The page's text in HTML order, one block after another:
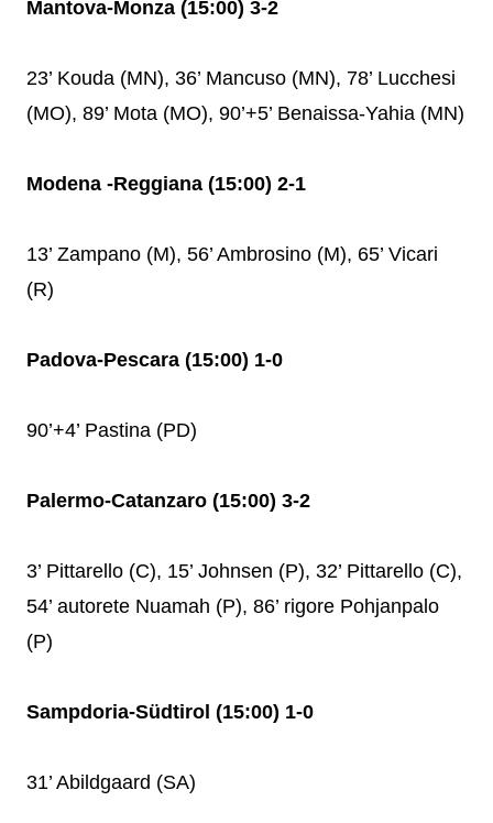
Mantova-Monza (15:00) 3-2
23’ Kouda (MN), 36’ Mancuso (MN), 78’ Lucchesi
(MO), 89’ Mota (MO), 90’+5’ Benaissa-Yahia (MN)
Modena -Reggiana (15:00) 2-1
13’ Zampano (M), 56’ Ambrosino (M), 65’ Vicari
(R)
Padova-Pescara (15:00) 1-0
90’+4’ Pastina (PD)
Palermo-Catanzaro (15:00) 3-2
3’ Pittarello (C), 15’ Johnsen (P), 32’ Pittarello (C),
54’ autorete Nuamah (P), 86’ rigore Pohjanpalo
(P)
Sampdoria-Südtirol (15:00) 1-0
31’ Abildgaard (SA)